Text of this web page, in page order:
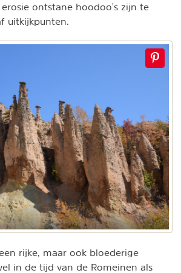
erosie ontstane hoodoo's zijn te
uitkijkpunten.
rijke, maar ook bloederige
in de tijd van de Romeinen als